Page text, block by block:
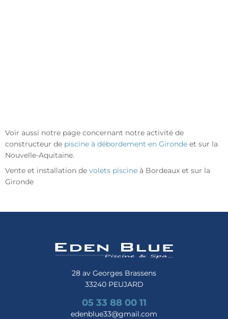
Voir aussi notre page concernant notre activité de
constructeur de piscine à débordement en Gironde et sur la
Nouvelle-Aquitaine.
Vente et installation de volets piscine à Bordeaux et sur la
Gironde
28 av Georges Brassens
33240 PEUJARD
05 33 88 00 11
edenblue33@gmail.com